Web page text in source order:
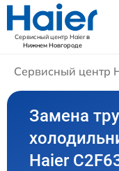
Сервисный центр Haierв
Нижнем Новгороде
Сервисный центр
Замена
Haier